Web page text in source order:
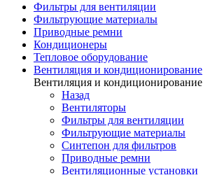
Фильтры для вентиляции
Фильтрующие материалы
Приводные ремни
Кондиционеры
Тепловое оборудование
Вентиляция и кондиционирование
Вентиляция и кондиционирование
Назад
Вентиляторы
Фильтры для вентиляции
Фильтрующие материалы
Синтепон для фильтров
Приводные ремни
Вентиляционные установки